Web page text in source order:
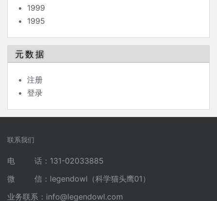
1999
1995
元数据
注册
登录
联系我们
电 话：131-02033885
微 信：legendowl（科学猫头鹰01）
业务联系： info@legendowl.com